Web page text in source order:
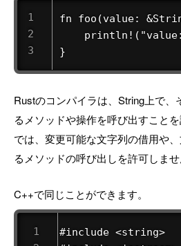
fn foo(value:
}
Rustのコンパイラは、String上で、
るメソッドや操作を呼び出すこと
では、変更可能な文字列の借用や
るメソッドの呼び出しを許可しませ
C++で同じことができます。
#include <string>